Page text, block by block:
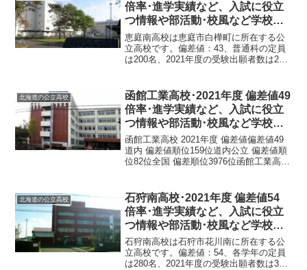
倍率･進学実績など、入試に役立
つ情報や部活動･校風など学校の
特徴を調査しました。
恵庭南高校は恵庭市白樺町に所在する公
立高校です。偏差値：43、普通科の定員
は200名、2021年度の受験出願者数は203
す。恵庭南高校 2021年度 偏差値偏差
値：...
北海道の公立高校
函館工業高校･2021年度 偏差値49
倍率･進学実績など、入試に役立
つ情報や部活動･校風など学校の
特徴を調査しました。
函館工業高校 2021年度 偏差値偏差値49
道内 偏差値順位159位道内公立 偏差値順
位82位全国 偏差順位3976位函館工業高校
５−１３電話番号0138-...
北海道の公立高校
石狩南高校･2021年度 偏差値54
倍率･進学実績など、入試に役立
つ情報や部活動･校風など学校の
特徴を調査しました。
石狩南高校は石狩市花川南に所在する公
立高校です。偏差値：54、各学年の定員
は280名、2021年度の受験出願者数は388